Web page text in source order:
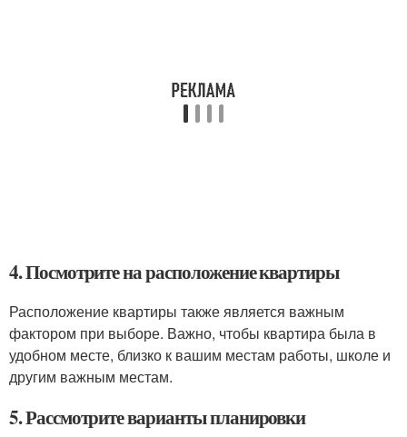
4. Посмотрите на расположение квартиры
Расположение квартиры также является важным
фактором при выборе. Важно, чтобы квартира была в
удобном месте, близко к вашим местам работы, школе и
другим важным местам.
5. Рассмотрите варианты планировки